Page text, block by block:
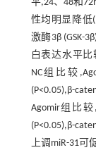
平,24、48和
性均明显降低
激酶3β (GSK-
白表达水平比
NC组比较
(P<0.05),β-
Agomir组比较
(P<0.05),β-
上调miR-31可